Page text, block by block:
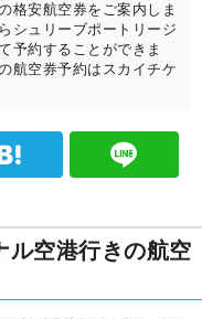
格安航空券をご案内しま
シュリーブポートリージ
予約することができま
航空券予約はスカイチケ
ル空港行きの航空